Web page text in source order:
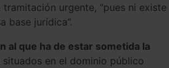
tramitación urgente, “pues ni existe
base jurídica”.
al que ha de estar sometida la
situados en el dominio público